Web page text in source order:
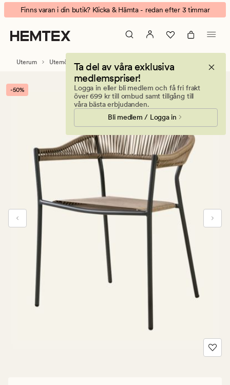
Valene
stol
grafitgrå
Animerad
banner.
Klicka
på
att
pausa.
Finns varan i din butik? Klicka & Hämta - redan efter 3 timmar
Ta del av våra exklusiva
medlemspriser!
Logga in eller bli medlem och få fri frakt
över 699 kr till ombud samt tillgång till
våra bästa erbjudanden.
Bli medlem / Logga in
Uterum Utemöbler & trädgårdsmöbler Utestolar & trädgårdsstolar
-50%